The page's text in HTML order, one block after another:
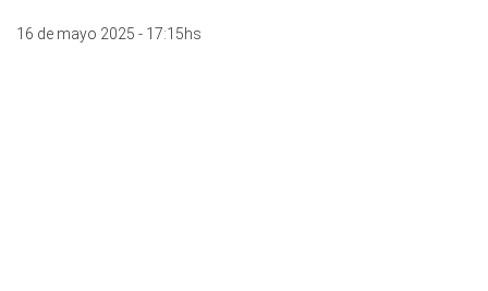
16 de mayo 2025 - 17:15hs